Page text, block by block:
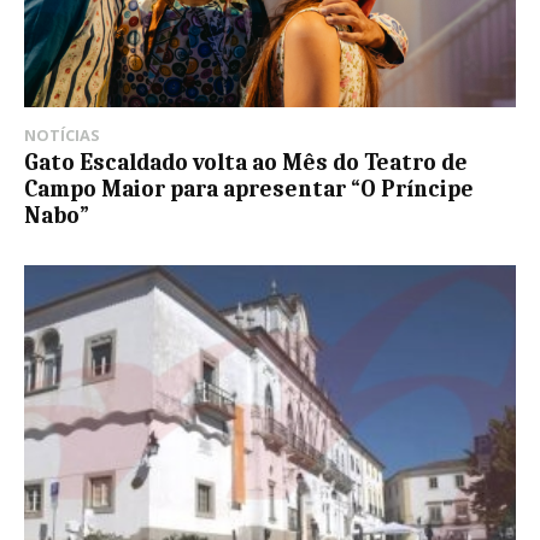
NOTÍCIAS
Gato Escaldado volta ao Mês do Teatro de
Campo Maior para apresentar “O Príncipe
Nabo”